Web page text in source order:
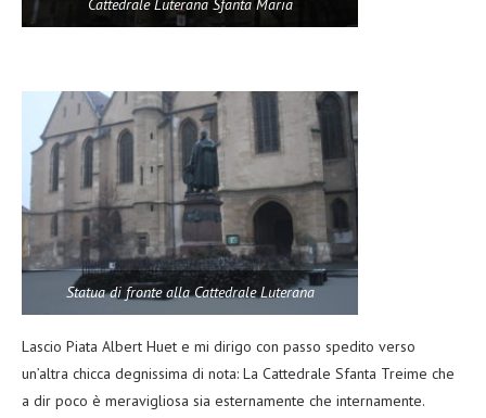
Cattedrale Luterana Sfanta Maria
Statua di fronte alla Cattedrale Luterana
Lascio Piata Albert Huet e mi dirigo con passo spedito verso
un’altra chicca degnissima di nota: La Cattedrale Sfanta Treime che
a dir poco è meravigliosa sia esternamente che internamente.